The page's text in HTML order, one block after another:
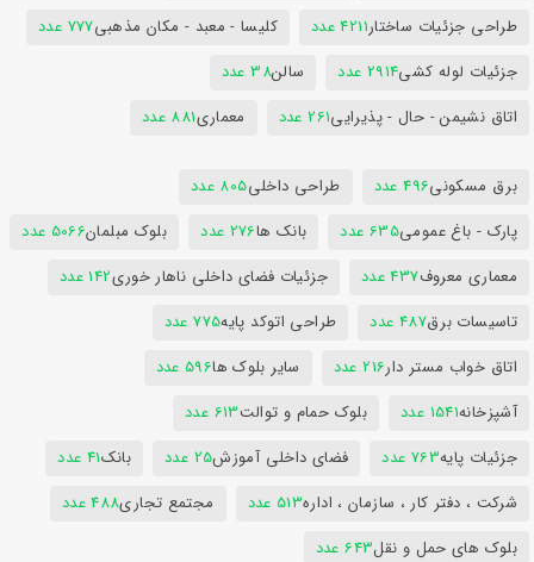
طراحی جزئیات ساختار4211 عدد کلیسا - معبد - مکان مذهبی777 عدد
جزئیات لوله کشی2914 عدد سالن38 عدد
اتاق نشیمن - حال - پذیرایی261 عدد معماری881 عدد
برق مسکونی496 عدد طراحی داخلی805 عدد
پارک - باغ عمومی635 عدد بانک ها276 عدد بلوک مبلمان5066 عدد
معماری معروف437 عدد جزئیات فضای داخلی ناهار خوری142 عدد
تاسیسات برق487 عدد طراحی اتوکد پایه775 عدد
اتاق خواب مستر دار216 عدد سایر بلوک ها596 عدد
آشپزخانه1541 عدد بلوک حمام و توالت613 عدد
جزئیات پایه763 عدد فضای داخلی آموزش25 عدد بانک41 عدد
شرکت ، دفتر کار ، سازمان ، اداره513 عدد مجتمع تجاری488 عدد
بلوک های حمل و نقل643 عدد